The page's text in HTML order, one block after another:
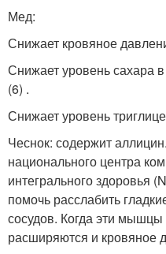
Мед:
Снижает кровяное
Снижает уровень сахара
(6) .
Снижает уровень
Чеснок: содержит
национального центра
интегрального здоровья
помочь расслабить
сосудов. Когда эти
расширяются и кровяное